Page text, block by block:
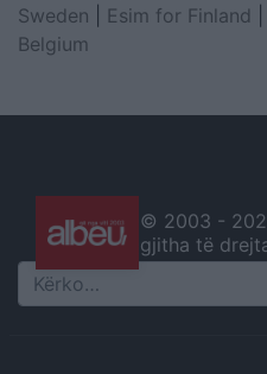
Sweden
Esim for Finland
Belgium
© 2003 -
gjitha të
Search